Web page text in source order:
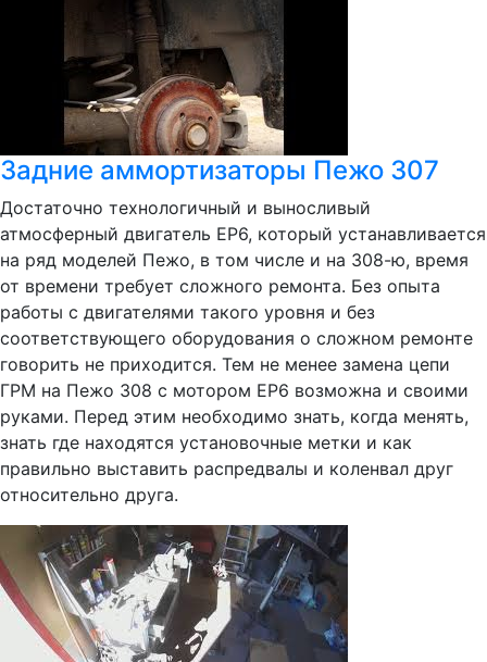
Задние аммортизаторы Пежо 307
Достаточно технологичный и выносливый
атмосферный двигатель ЕР6, который устанавливается
на ряд моделей Пежо, в том числе и на 308-ю, время
от времени требует сложного ремонта. Без опыта
работы с двигателями такого уровня и без
соответствующего оборудования о сложном ремонте
говорить не приходится. Тем не менее замена цепи
ГРМ на Пежо 308 с мотором ЕР6 возможна и своими
руками. Перед этим необходимо знать, когда менять,
знать где находятся установочные метки и как
правильно выставить распредвалы и коленвал друг
относительно друга.